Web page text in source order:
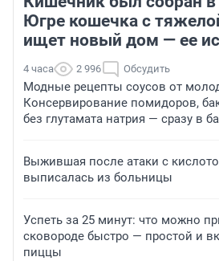
Югре кошечка с
ищет новый дом — ее
4 часа 2 996 Обсудить
Модные рецепты соусов от
Консервирование помидоров,
без глутамата натрия — сразу в
Выжившая после атаки с
выписалась из больницы
Успеть за 25 минут: что можно
сковороде быстро — простой и
пиццы